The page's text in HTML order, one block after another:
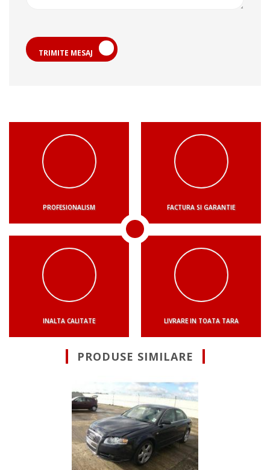
TRIMITE MESAJ
PROFESIONALISM FACTURA SI GARANTIE
INALTA CALITATE LIVRARE IN TOATA TARA
PRODUSE SIMILARE